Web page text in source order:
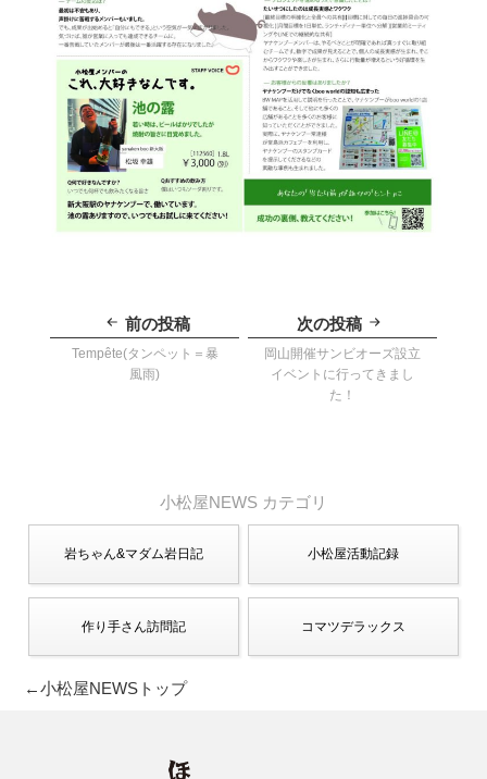
前の投稿
Tempête(タンペット＝暴
風雨)
次の投稿
岡山開催サンビオーズ設立
イベントに行ってきまし
た！
小松屋NEWS カテゴリ
岩ちゃん&マダム岩日記 小松屋活動記録
作り手さん訪問記 コマツデラックス
←小松屋NEWSトップ